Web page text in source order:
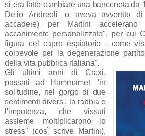
si era fatto cambiare una banconota da
Delio Andreoli lo aveva avvertito
accadere) per Martini
accanimento personalizzato", per cui
figura del capro espiatorio - come
colpevole per la degenerazione
della vita pubblica italiana".
Gli ultimi anni di Craxi,
passati ad Hammamet "in
solitudine, nel gorgo di due
sentimenti diversi, la rabbia e
l'impotenza, che vissuti
assieme moltiplicarono lo
stress" (così scrive Martini),